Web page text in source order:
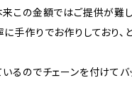
この金額ではご提供が難
手作りでお作りしており、
るのでチェーンを付けてバ